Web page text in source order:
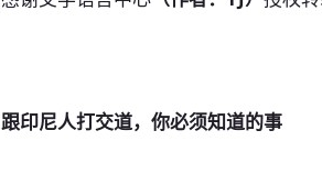
跟印尼人打交道，你必须知道的事